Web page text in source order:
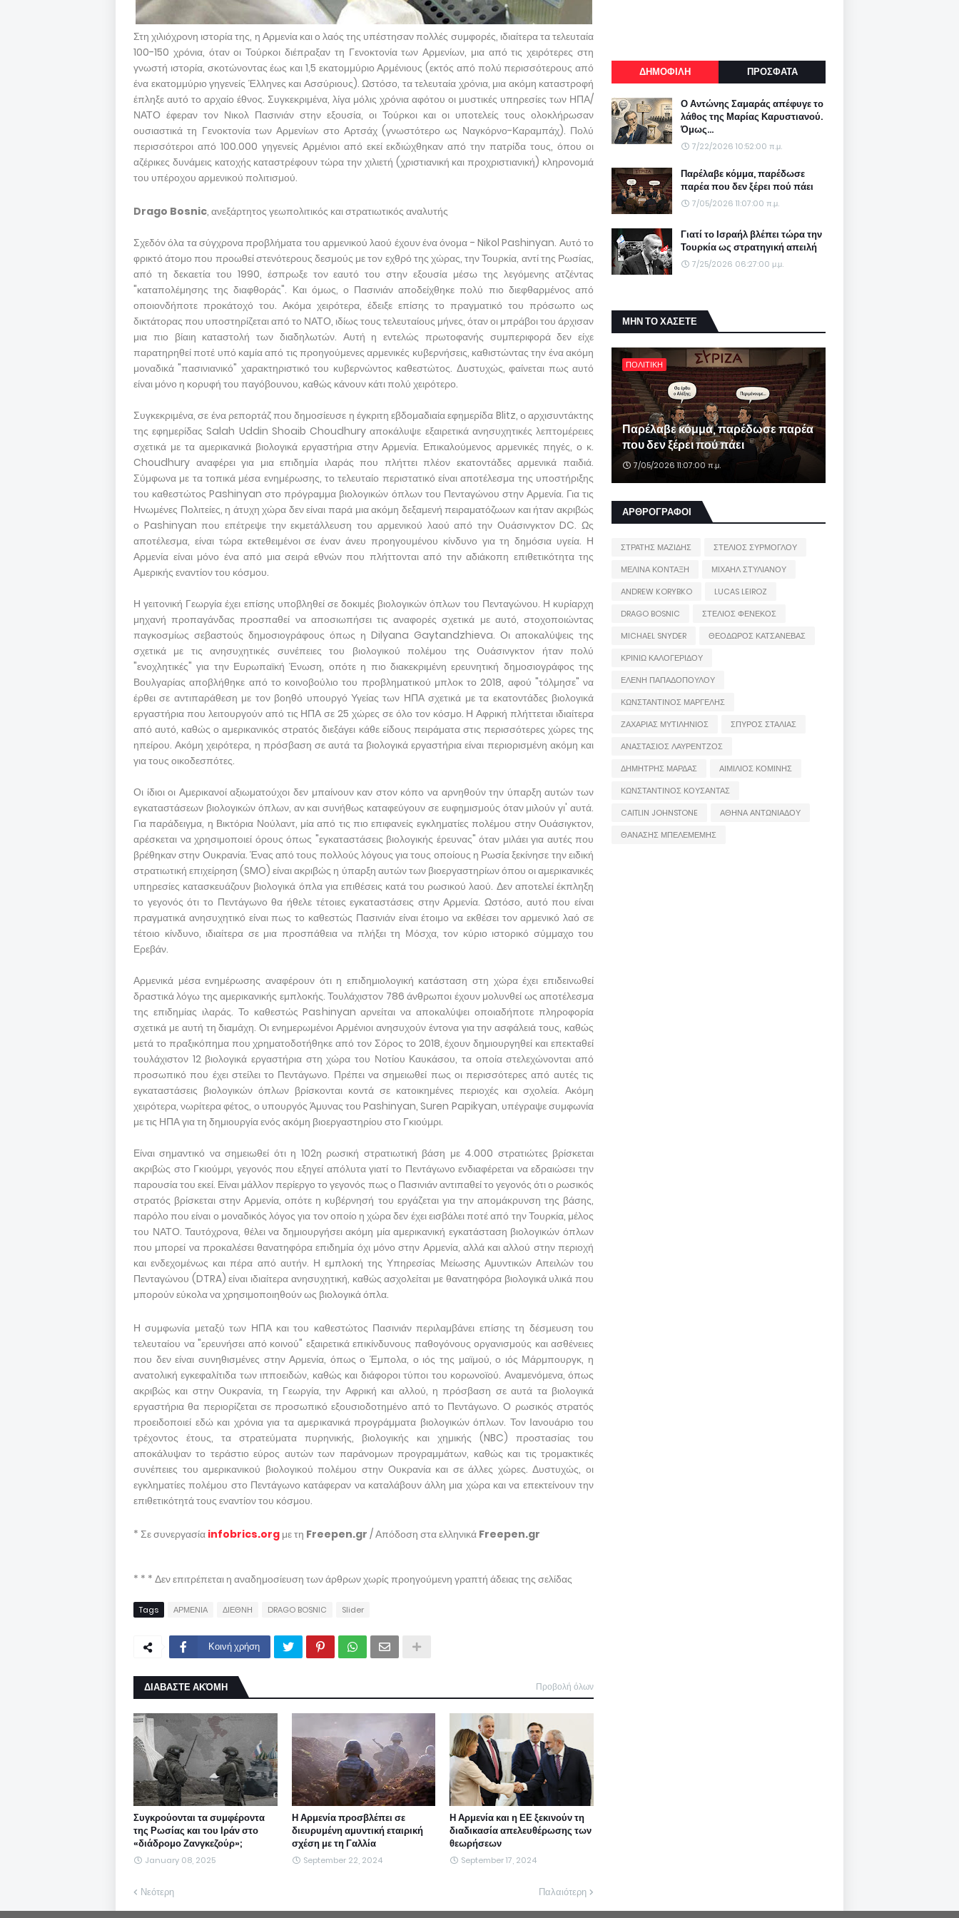
Στη χιλιόχρονη ιστορία της, η Αρμενία και ο λαός της υπέστησαν πολλές συμφορές, ιδιαίτερα τα τελευταία
100-150 χρόνια, όταν οι Τούρκοι διέπραξαν τη Γενοκτονία των Αρμενίων, μια από τις χειρότερες στη
γνωστή ιστορία, σκοτώνοντας έως και 1,5 εκατομμύριο Αρμένιους (εκτός από πολύ περισσότερους από
ένα εκατομμύριο γηγενείς Έλληνες και Ασσύριους). Ωστόσο, τα τελευταία χρόνια, μια ακόμη καταστροφή
έπληξε αυτό το αρχαίο έθνος. Συγκεκριμένα, λίγα μόλις χρόνια αφότου οι μυστικές υπηρεσίες των ΗΠΑ/
ΝΑΤΟ έφεραν τον Νικολ Πασινιάν στην εξουσία, οι Τούρκοι και οι υποτελείς τους ολοκλήρωσαν
ουσιαστικά τη Γενοκτονία των Αρμενίων στο Αρτσάχ (γνωστότερο ως Ναγκόρνο-Καραμπάχ). Πολύ
περισσότεροι από 100.000 γηγενείς Αρμένιοι από εκεί εκδιώχθηκαν από την πατρίδα τους, όπου οι
αζέρικες δυνάμεις κατοχής καταστρέφουν τώρα την χιλιετή (χριστιανική και προχριστιανική) κληρονομιά
του υπέροχου αρμενικού πολιτισμού.
Drago Bosnic, ανεξάρτητος γεωπολιτικός και στρατιωτικός αναλυτής
Σχεδόν όλα τα σύγχρονα προβλήματα του αρμενικού λαού έχουν ένα όνομα - Nikol Pashinyan. Αυτό το
φρικτό άτομο που προωθεί στενότερους δεσμούς με τον εχθρό της χώρας, την Τουρκία, αντί της Ρωσίας,
από τη δεκαετία του 1990, έσπρωξε τον εαυτό του στην εξουσία μέσω της λεγόμενης ατζέντας
"καταπολέμησης της διαφθοράς". Και όμως, ο Πασινιάν αποδείχθηκε πολύ πιο διεφθαρμένος από
οποιονδήποτε προκάτοχό του. Ακόμα χειρότερα, έδειξε επίσης το πραγματικό του πρόσωπο ως
δικτάτορας που υποστηρίζεται από το ΝΑΤΟ, ιδίως τους τελευταίους μήνες, όταν οι μπράβοι του άρχισαν
μια πιο βίαιη καταστολή των διαδηλωτών. Αυτή η εντελώς πρωτοφανής συμπεριφορά δεν είχε
παρατηρηθεί ποτέ υπό καμία από τις προηγούμενες αρμενικές κυβερνήσεις, καθιστώντας την ένα ακόμη
μοναδικά "πασινιανικό" χαρακτηριστικό του κυβερνώντος καθεστώτος. Δυστυχώς, φαίνεται πως αυτό
είναι μόνο η κορυφή του παγόβουνου, καθώς κάνουν κάτι πολύ χειρότερο.
Συγκεκριμένα, σε ένα ρεπορτάζ που δημοσίευσε η έγκριτη εβδομαδιαία εφημερίδα Blitz, ο αρχισυντάκτης
της εφημερίδας Salah Uddin Shoaib Choudhury αποκάλυψε εξαιρετικά ανησυχητικές λεπτομέρειες
σχετικά με τα αμερικανικά βιολογικά εργαστήρια στην Αρμενία. Επικαλούμενος αρμενικές πηγές, ο κ.
Choudhury αναφέρει για μια επιδημία ιλαράς που πλήττει πλέον εκατοντάδες αρμενικά παιδιά.
Σύμφωνα με τα τοπικά μέσα ενημέρωσης, το τελευταίο περιστατικό είναι αποτέλεσμα της υποστήριξης
του καθεστώτος Pashinyan στο πρόγραμμα βιολογικών όπλων του Πενταγώνου στην Αρμενία. Για τις
Ηνωμένες Πολιτείες, η άτυχη χώρα δεν είναι παρά μια ακόμη δεξαμενή πειραματόζωων και ήταν ακριβώς
ο Pashinyan που επέτρεψε την εκμετάλλευση του αρμενικού λαού από την Ουάσινγκτον DC. Ως
αποτέλεσμα, είναι τώρα εκτεθειμένοι σε έναν άνευ προηγουμένου κίνδυνο για τη δημόσια υγεία. Η
Αρμενία είναι μόνο ένα από μια σειρά εθνών που πλήττονται από την αδιάκοπη επιθετικότητα της
Αμερικής εναντίον του κόσμου.
Η γειτονική Γεωργία έχει επίσης υποβληθεί σε δοκιμές βιολογικών όπλων του Πενταγώνου. Η κυρίαρχη
μηχανή προπαγάνδας προσπαθεί να αποσιωπήσει τις αναφορές σχετικά με αυτό, στοχοποιώντας
παγκοσμίως σεβαστούς δημοσιογράφους όπως η Dilyana Gaytandzhieva. Οι αποκαλύψεις της
σχετικά με τις ανησυχητικές συνέπειες του βιολογικού πολέμου της Ουάσινγκτον ήταν πολύ
"ενοχλητικές" για την Ευρωπαϊκή Ένωση, οπότε η πιο διακεκριμένη ερευνητική δημοσιογράφος της
Βουλγαρίας αποβλήθηκε από το κοινοβούλιο του προβληματικού μπλοκ το 2018, αφού "τόλμησε" να
έρθει σε αντιπαράθεση με τον βοηθό υπουργό Υγείας των ΗΠΑ σχετικά με τα εκατοντάδες βιολογικά
εργαστήρια που λειτουργούν από τις ΗΠΑ σε 25 χώρες σε όλο τον κόσμο. Η Αφρική πλήττεται ιδιαίτερα
από αυτό, καθώς ο αμερικανικός στρατός διεξάγει κάθε είδους πειράματα στις περισσότερες χώρες της
ηπείρου. Ακόμη χειρότερα, η πρόσβαση σε αυτά τα βιολογικά εργαστήρια είναι περιορισμένη ακόμη και
για τους οικοδεσπότες.
Οι ίδιοι οι Αμερικανοί αξιωματούχοι δεν μπαίνουν καν στον κόπο να αρνηθούν την ύπαρξη αυτών των
εγκαταστάσεων βιολογικών όπλων, αν και συνήθως καταφεύγουν σε ευφημισμούς όταν μιλούν γι' αυτά.
Για παράδειγμα, η Βικτόρια Νούλαντ, μία από τις πιο επιφανείς εγκληματίες πολέμου στην Ουάσιγκτον,
αρέσκεται να χρησιμοποιεί όρους όπως "εγκαταστάσεις βιολογικής έρευνας" όταν μιλάει για αυτές που
βρέθηκαν στην Ουκρανία. Ένας από τους πολλούς λόγους για τους οποίους η Ρωσία ξεκίνησε την ειδική
στρατιωτική επιχείρηση (SMO) είναι ακριβώς η ύπαρξη αυτών των βιοεργαστηρίων όπου οι αμερικανικές
υπηρεσίες κατασκευάζουν βιολογικά όπλα για επιθέσεις κατά του ρωσικού λαού. Δεν αποτελεί έκπληξη
το γεγονός ότι το Πεντάγωνο θα ήθελε τέτοιες εγκαταστάσεις στην Αρμενία. Ωστόσο, αυτό που είναι
πραγματικά ανησυχητικό είναι πως το καθεστώς Πασινιάν είναι έτοιμο να εκθέσει τον αρμενικό λαό σε
τέτοιο κίνδυνο, ιδιαίτερα σε μια προσπάθεια να πλήξει τη Μόσχα, τον κύριο ιστορικό σύμμαχο του
Ερεβάν.
Αρμενικά μέσα ενημέρωσης αναφέρουν ότι η επιδημιολογική κατάσταση στη χώρα έχει επιδεινωθεί
δραστικά λόγω της αμερικανικής εμπλοκής. Τουλάχιστον 786 άνθρωποι έχουν μολυνθεί ως αποτέλεσμα
της επιδημίας ιλαράς. Το καθεστώς Pashinyan αρνείται να αποκαλύψει οποιαδήποτε πληροφορία
σχετικά με αυτή τη διαμάχη. Οι ενημερωμένοι Αρμένιοι ανησυχούν έντονα για την ασφάλειά τους, καθώς
μετά το πραξικόπημα που χρηματοδοτήθηκε από τον Σόρος το 2018, έχουν δημιουργηθεί και επεκταθεί
τουλάχιστον 12 βιολογικά εργαστήρια στη χώρα του Νοτίου Καυκάσου, τα οποία στελεχώνονται από
προσωπικό που έχει στείλει το Πεντάγωνο. Πρέπει να σημειωθεί πως οι περισσότερες από αυτές τις
εγκαταστάσεις βιολογικών όπλων βρίσκονται κοντά σε κατοικημένες περιοχές και σχολεία. Ακόμη
χειρότερα, νωρίτερα φέτος, ο υπουργός Άμυνας του Pashinyan, Suren Papikyan, υπέγραψε συμφωνία
με τις ΗΠΑ για τη δημιουργία ενός ακόμη βιοεργαστηρίου στο Γκιούμρι.
Είναι σημαντικό να σημειωθεί ότι η 102η ρωσική στρατιωτική βάση με 4.000 στρατιώτες βρίσκεται
ακριβώς στο Γκιούμρι, γεγονός που εξηγεί απόλυτα γιατί το Πεντάγωνο ενδιαφέρεται να εδραιώσει την
παρουσία του εκεί. Είναι μάλλον περίεργο το γεγονός πως ο Πασινιάν αντιπαθεί το γεγονός ότι ο ρωσικός
στρατός βρίσκεται στην Αρμενία, οπότε η κυβέρνησή του εργάζεται για την απομάκρυνση της βάσης,
παρόλο που είναι ο μοναδικός λόγος για τον οποίο η χώρα δεν έχει εισβάλει ποτέ από την Τουρκία, μέλος
του ΝΑΤΟ. Ταυτόχρονα, θέλει να δημιουργήσει ακόμη μία αμερικανική εγκατάσταση βιολογικών όπλων
που μπορεί να προκαλέσει θανατηφόρα επιδημία όχι μόνο στην Αρμενία, αλλά και αλλού στην περιοχή
και ενδεχομένως και πέρα από αυτήν. Η εμπλοκή της Υπηρεσίας Μείωσης Αμυντικών Απειλών του
Πενταγώνου (DTRA) είναι ιδιαίτερα ανησυχητική, καθώς ασχολείται με θανατηφόρα βιολογικά υλικά που
μπορούν εύκολα να χρησιμοποιηθούν ως βιολογικά όπλα.
Η συμφωνία μεταξύ των ΗΠΑ και του καθεστώτος Πασινιάν περιλαμβάνει επίσης τη δέσμευση του
τελευταίου να "ερευνήσει από κοινού" εξαιρετικά επικίνδυνους παθογόνους οργανισμούς και ασθένειες
που δεν είναι συνηθισμένες στην Αρμενία, όπως ο Έμπολα, ο ιός της μαϊμού, ο ιός Μάρμπουργκ, η
ανατολική εγκεφαλίτιδα των ιπποειδών, καθώς και διάφοροι τύποι του κορωνοϊού. Αναμενόμενα, όπως
ακριβώς και στην Ουκρανία, τη Γεωργία, την Αφρική και αλλού, η πρόσβαση σε αυτά τα βιολογικά
εργαστήρια θα περιορίζεται σε προσωπικό εξουσιοδοτημένο από το Πεντάγωνο. Ο ρωσικός στρατός
προειδοποιεί εδώ και χρόνια για τα αμερικανικά προγράμματα βιολογικών όπλων. Τον Ιανουάριο του
τρέχοντος έτους, τα στρατεύματα πυρηνικής, βιολογικής και χημικής (NBC) προστασίας του
αποκάλυψαν το τεράστιο εύρος αυτών των παράνομων προγραμμάτων, καθώς και τις τρομακτικές
συνέπειες του αμερικανικού βιολογικού πολέμου στην Ουκρανία και σε άλλες χώρες. Δυστυχώς, οι
εγκληματίες πολέμου στο Πεντάγωνο κατάφεραν να καταλάβουν άλλη μια χώρα και να επεκτείνουν την
επιθετικότητά τους εναντίον του κόσμου.
* Σε συνεργασία infobrics.org με τη Freepen.gr / Απόδοση στα ελληνικά Freepen.gr
* * * Δεν επιτρέπεται η αναδημοσίευση των άρθρων χωρίς προηγούμενη γραπτή άδειας της σελίδας
Tags ΑΡΜΕΝΙΑ ΔΙΕΘΝΗ DRAGO BOSNIC Slider
Κοινή χρήση
ΔΙΑΒΑΣΤΕ ΑΚΌΜΗ Προβολή όλων
Συγκρούονται τα συμφέροντα
της Ρωσίας και του Ιράν στο
«διάδρομο Ζανγκεζούρ»;
January 08, 2025
Η Αρμενία προσβλέπει σε
διευρυμένη αμυντική εταιρική
σχέση με τη Γαλλία
September 22, 2024
Η Αρμενία και η ΕΕ ξεκινούν τη
διαδικασία απελευθέρωσης των
θεωρήσεων
September 17, 2024
Νεότερη Παλαιότερη
ΔΗΜΟΦΙΛΗ ΠΡΟΣΦΑΤΑ
Ο Αντώνης Σαμαράς απέφυγε το
λάθος της Μαρίας Καρυστιανού.
Όμως...
7/22/2026 10:52:00 π.μ.
Παρέλαβε κόμμα, παρέδωσε
παρέα που δεν ξέρει πού πάει
7/05/2026 11:07:00 π.μ.
Γιατί το Ισραήλ βλέπει τώρα την
Τουρκία ως στρατηγική απειλή
7/25/2026 06:27:00 μ.μ.
ΜΗΝ ΤΟ ΧΑΣΕΤΕ
ΠΟΛΙΤΙΚΗ
Παρέλαβε κόμμα, παρέδωσε παρέα
που δεν ξέρει πού πάει
7/05/2026 11:07:00 π.μ.
ΑΡΘΡΟΓΡΑΦΟΙ
ΣΤΡΑΤΗΣ ΜΑΖΙΔΗΣ
ΣΤΕΛΙΟΣ ΣΥΡΜΟΓΛΟΥ
ΜΕΛΙΝΑ ΚΟΝΤΑΞΗ
ΜΙΧΑΗΛ ΣΤΥΛΙΑΝΟΥ
ANDREW KORYBKO
LUCAS LEIROZ
DRAGO BOSNIC
ΣΤΕΛΙΟΣ ΦΕΝΕΚΟΣ
MICHAEL SNYDER
ΘΕΟΔΩΡΟΣ ΚΑΤΣΑΝΕΒΑΣ
ΚΡΙΝΙΩ ΚΑΛΟΓΕΡΙΔΟΥ
ΕΛΕΝΗ ΠΑΠΑΔΟΠΟΥΛΟΥ
ΚΩΝΣΤΑΝΤΙΝΟΣ ΜΑΡΓΕΛΗΣ
ΖΑΧΑΡΙΑΣ ΜΥΤΙΛΗΝΙΟΣ
ΣΠΥΡΟΣ ΣΤΑΛΙΑΣ
ΑΝΑΣΤΑΣΙΟΣ ΛΑΥΡΕΝΤΖΟΣ
ΔΗΜΗΤΡΗΣ ΜΑΡΔΑΣ
ΑΙΜΙΛΙΟΣ ΚΟΜΙΝΗΣ
ΚΩΝΣΤΑΝΤΙΝΟΣ ΚΟΥΣΑΝΤΑΣ
CAITLIN JOHNSTONE
ΑΘΗΝΑ ΑΝΤΩΝΙΑΔΟΥ
ΘΑΝΑΣΗΣ ΜΠΕΛΕΜΕΜΗΣ